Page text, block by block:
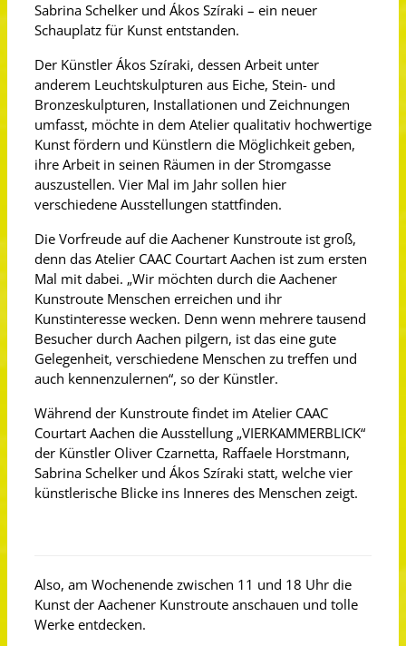
Sabrina Schelker und Ákos Szíraki – ein neuer
Schauplatz für Kunst entstanden.
Der Künstler Ákos Szíraki, dessen Arbeit unter
anderem Leuchtskulpturen aus Eiche, Stein- und
Bronzeskulpturen, Installationen und Zeichnungen
umfasst, möchte in dem Atelier qualitativ hochwertige
Kunst fördern und Künstlern die Möglichkeit geben,
ihre Arbeit in seinen Räumen in der Stromgasse
auszustellen. Vier Mal im Jahr sollen hier
verschiedene Ausstellungen stattfinden.
Die Vorfreude auf die Aachener Kunstroute ist groß,
denn das Atelier CAAC Courtart Aachen ist zum ersten
Mal mit dabei. „Wir möchten durch die Aachener
Kunstroute Menschen erreichen und ihr
Kunstinteresse wecken. Denn wenn mehrere tausend
Besucher durch Aachen pilgern, ist das eine gute
Gelegenheit, verschiedene Menschen zu treffen und
auch kennenzulernen“, so der Künstler.
Während der Kunstroute findet im Atelier CAAC
Courtart Aachen die Ausstellung „VIERKAMMERBLICK“
der Künstler Oliver Czarnetta, Raffaele Horstmann,
Sabrina Schelker und Ákos Szíraki statt, welche vier
künstlerische Blicke ins Inneres des Menschen zeigt.
Also, am Wochenende zwischen 11 und 18 Uhr die
Kunst der Aachener Kunstroute anschauen und tolle
Werke entdecken.